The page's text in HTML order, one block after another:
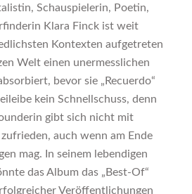
Schauspielerin, Poetin,
Klara Finck ist weit
Kontexten aufgetreten
Welt einen unermesslichen
bevor sie „Recuerdo“
kein Schnellschuss, denn
gibt sich nicht mit
auch wenn am Ende
mag. In seinem lebendigen
das Album das „Best-Of“
Veröffentlichungen